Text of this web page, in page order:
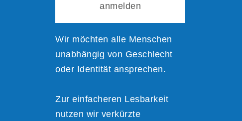
anmelden
Wir möchten alle Menschen
unabhängig von Geschlecht
oder Identität ansprechen.
Zur einfacheren Lesbarkeit
nutzen wir verkürzte